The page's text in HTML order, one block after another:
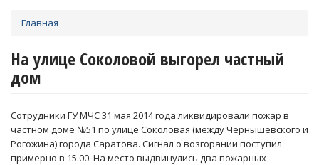
здесь
Главная
На улице Соколовой выгорел частный
дом
Сотрудники ГУ МЧС 31 мая 2014 года ликвидировали пожар в
частном доме №51 по улице Соколовая (между Чернышевского и
Рогожина) города Саратова. Сигнал о возгорании поступил
примерно в 15.00. На место выдвинулись два пожарных